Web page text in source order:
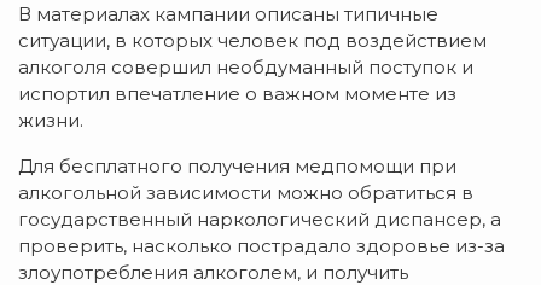
В материалах кампании описаны типичные
ситуации, в которых человек под воздействием
алкоголя совершил необдуманный поступок и
испортил впечатление о важном моменте из
жизни.
Для бесплатного получения медпомощи при
алкогольной зависимости можно обратиться в
государственный наркологический диспансер, а
проверить, насколько пострадало здоровье из-за
злоупотребления алкоголем, и получить